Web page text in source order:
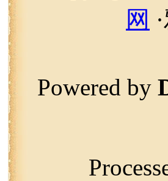
网
Powered by